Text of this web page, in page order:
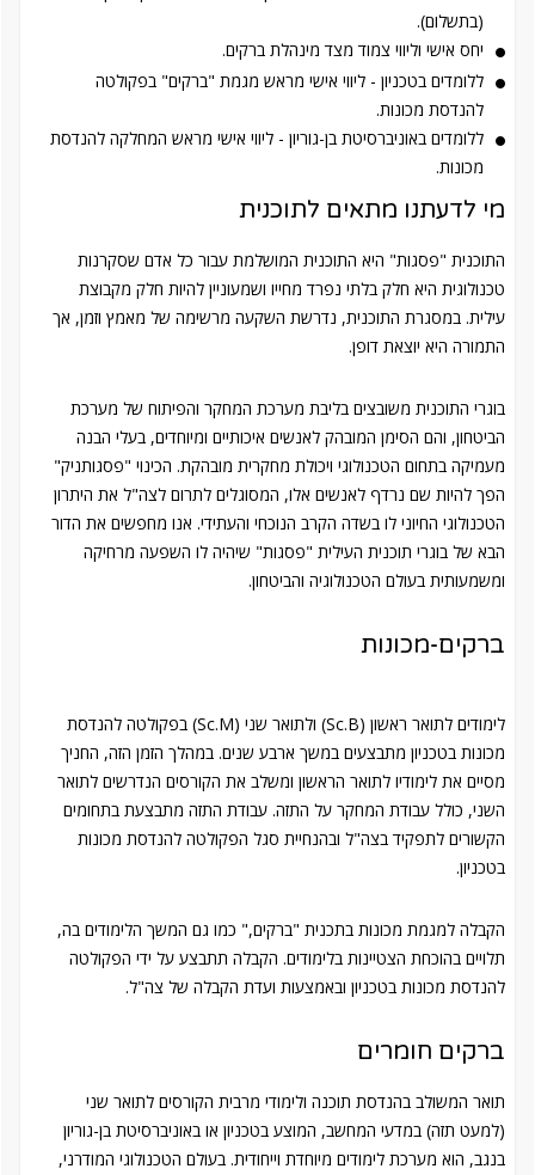
(בתשלום).
יחס אישי וליווי צמוד מצד מינהלת ברקים.
ללומדים בטכניון - ליווי אישי מראש מגמת "ברקים" בפקולטה
להנדסת מכונות.
ללומדים באוניברסיטת בן-גוריון - ליווי אישי מראש המחלקה להנדסת
מכונות.
מי לדעתנו מתאים לתוכנית
התוכנית "פסגות" היא התוכנית המושלמת עבור כל אדם שסקרנות
טכנולוגית היא חלק בלתי נפרד מחייו ושמעוניין להיות חלק מקבוצת
עילית. במסגרת התוכנית, נדרשת השקעה מרשימה של מאמץ וזמן, אך
התמורה היא יוצאת דופן.
בוגרי התוכנית משובצים בליבת מערכת המחקר והפיתוח של מערכת
הביטחון, והם הסימן המובהק לאנשים איכותיים ומיוחדים, בעלי הבנה
מעמיקה בתחום הטכנולוגי ויכולת מחקרית מובהקת. הכינוי "פסגותניק"
הפך להיות שם נרדף לאנשים אלו, המסוגלים לתרום לצה"ל את היתרון
הטכנולוגי החיוני לו בשדה הקרב הנוכחי והעתידי. אנו מחפשים את הדור
הבא של בוגרי תוכנית העילית "פסגות" שיהיה לו השפעה מרחיקה
ומשמעותית בעולם הטכנולוגיה והביטחון.
ברקים-מכונות
לימודים לתואר ראשון (Sc.B) ולתואר שני (Sc.M) בפקולטה להנדסת
מכונות בטכניון מתבצעים במשך ארבע שנים. במהלך הזמן הזה, החניך
מסיים את לימודיו לתואר הראשון ומשלב את הקורסים הנדרשים לתואר
השני, כולל עבודת המחקר על התזה. עבודת התזה מתבצעת בתחומים
הקשורים לתפקיד בצה"ל ובהנחיית סגל הפקולטה להנדסת מכונות
בטכניון.
הקבלה למגמת מכונות בתכנית "ברקים," כמו גם המשך הלימודים בה,
תלויים בהוכחת הצטיינות בלימודים. הקבלה תתבצע על ידי הפקולטה
להנדסת מכונות בטכניון ובאמצעות ועדת הקבלה של צה"ל.
ברקים חומרים
תואר המשולב בהנדסת תוכנה ולימודי מרבית הקורסים לתואר שני
(למעט תזה) במדעי המחשב, המוצע בטכניון או באוניברסיטת בן-גוריון
בנגב, הוא מערכת לימודים מיוחדת וייחודית. בעולם הטכנולוגי המודרני,